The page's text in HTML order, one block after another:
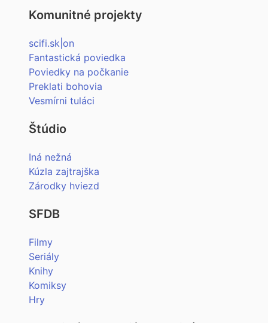
Komunitné projekty
scifi.sk|on
Fantastická poviedka
Poviedky na počkanie
Preklati bohovia
Vesmírni tuláci
Štúdio
Iná nežná
Kúzla zajtrajška
Zárodky hviezd
SFDB
Filmy
Seriály
Knihy
Komiksy
Hry